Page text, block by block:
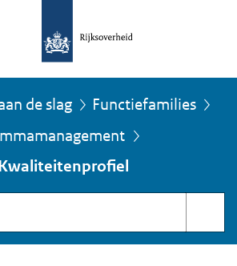
de slag
Functiefamilies